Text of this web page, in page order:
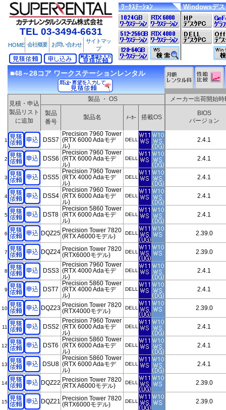
TEL 03-3494-6631
HOME 会社概要 お問い合わせ
サイトマッ
プ
ﾜｰｸｽﾃｰｼｮﾝ Windowsデス
■48～28コア ワークステーションレンタル
見積・申込
製品リスト
に追加
製品 ・ OS
メーカー出荷開始時
製品
番号
製品名 ﾒｰｶｰ 搭載OS
BIOS
バージョン
1 DSS7
Precision 7960 Tower
(RTX 6000 Adaモデ
ル)
DELL 2.4.1
2 DSS6
Precision 7960 Tower
(RTX 6000 Adaモデ
ル)
DELL 2.4.1
3 DSS5
Precision 7960 Tower
(RTX 4000 Adaモデ
ル)
DELL 2.4.1
4 DSS4
Precision 7960 Tower
(RTX 6000 Adaモデ
ル)
DELL 2.4.1
5 DST8
Precision 5860 Tower
(RTX 6000 Adaモデ
ル)
DELL 2.4.1
6 DQZ25 Precision Tower 7820
(RTX A6000モデル)
DELL 2.39.0
7 DQZ24 Precision Tower 7820
(RTX6000モデル)
DELL 2.39.0
8 DSS3
Precision 7960 Tower
(RTX 4000 Adaモデ
ル)
DELL 2.4.1
9 DST7
Precision 5860 Tower
(RTX 4000 Adaモデ
ル)
DELL 2.4.1
10 DQZ23 Precision Tower 7820
(RTX4000モデル)
DELL 2.39.0
11 DSS2
Precision 7960 Tower
(RTX 6000 Adaモデ
ル)
DELL 2.4.1
12 DST6
Precision 5860 Tower
(RTX 6000 Adaモデ
ル)
DELL 2.4.1
13 DSU8
Precision 5860 Tower
(RTX 6000 Adaモデ
ル)
DELL 2.4.1
14 DQZ22 Precision Tower 7820
(RTX A6000モデル)
DELL 2.39.0
15 DQZ21 Precision Tower 7820
(RTX6000モデル)
DELL 2.39.0